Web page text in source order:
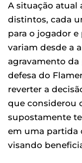
A situação atual
distintos, cada
para o jogador e
variam desde a
agravamento
defesa do
reverter a
que considerou
supostamente
em uma partida
visando